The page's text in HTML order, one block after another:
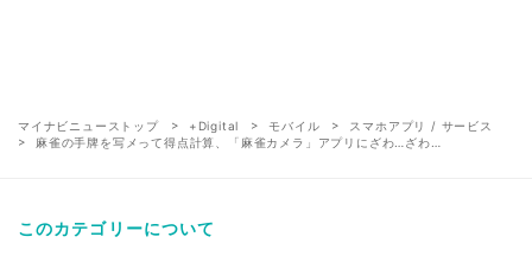
マイナビニューストップ +Digital モバイル
スマホアプリ / サービス
麻雀の手牌を写メって得点計算、「麻雀カメラ」アプリにざわ…ざわ…
このカテゴリーについて